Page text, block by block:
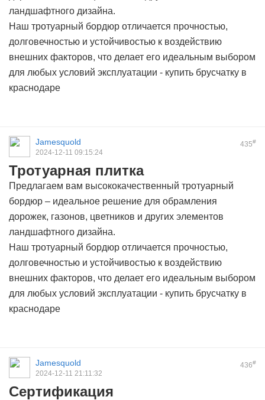
ландшафтного дизайна.
Наш тротуарный бордюр отличается прочностью,
долговечностью и устойчивостью к воздействию
внешних факторов, что делает его идеальным выбором
для любых условий эксплуатации - купить брусчатку в
краснодаре
435#
Jamesquold
2024-12-11 09:15:24
Тротуарная плитка
Предлагаем вам высококачественный тротуарный
бордюр – идеальное решение для обрамления
дорожек, газонов, цветников и других элементов
ландшафтного дизайна.
Наш тротуарный бордюр отличается прочностью,
долговечностью и устойчивостью к воздействию
внешних факторов, что делает его идеальным выбором
для любых условий эксплуатации - купить брусчатку в
краснодаре
436#
Jamesquold
2024-12-11 21:11:32
Сертификация